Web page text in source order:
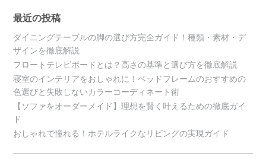
最近の投稿
ダイニングテーブルの脚の選び方完全ガイド！種類・素材・デ
ザインを徹底解説
フロートテレビボードとは？高さの基準と選び方を徹底解説
寝室のインテリアをおしゃれに！ベッドフレームのおすすめの
色選びと失敗しないカラーコーディネート術
【ソファをオーダーメイド】理想を賢く叶えるための徹底ガイ
ド
おしゃれで憧れる！ホテルライクなリビングの実現ガイド